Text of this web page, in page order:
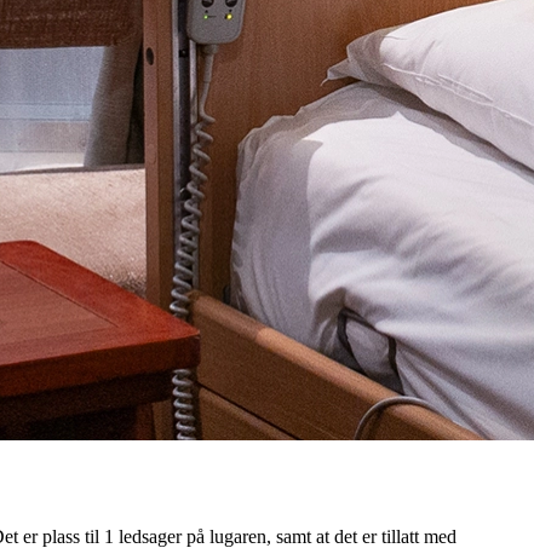
er plass til 1 ledsager på lugaren, samt at det er tillatt med